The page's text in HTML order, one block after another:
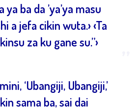
ba da ’ya’ya masu
a jefa cikin wuta.› ‹Ta
za ku gane su.”›
‘Ubangiji, Ubangiji,’
sama ba, sai dai